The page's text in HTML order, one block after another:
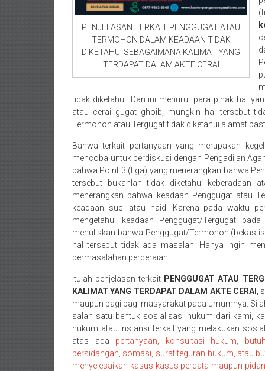
barat/
Padang
Utara/
Kota
Padang/
Sumatera
Barat/
Pariaman/
Bukittinggi/
panjang/
Kayutanam/
Baso/
Payakumbung/
Tanjung
pati/
Sarilamak/
Hulu
air/
Pasaman/
Kapur
IX/
Pangkalan/
Riau/
Pekanbaru/
Bangkinang/
PENJELASAN TERKAIT PENGGUGAT ATAU
TERMOHON DALAM KEADAAN TIDAK
DIKETAHUI SEBAGAIMANA KALIMAT YANG
TERDAPAT DALAM AKTE CERAI
tidak diketahui. Dan ini menurut para pihak hal
atau cerai gugat ghoib, mungkin hal tersebut
Termohon atau Tergugat tidak diketahui alamat
Bahwa terkait pertanyaan yang merupakan
mencoba untuk berdiskusi dengan Pengadilan
bahwa Point 3 (tiga) yang menerangkan bahwa
tersebut bukanlah tidak diketahui keberadaan
menerangkan bahwa keadaan Penggugat atau
keadaan suci atau haid. Karena pada waktu
mengetahui keadaan Penggugat/Tergugat
menuliskan bahwa Penggugat/Termohon (bekas
hal tersebut tidak ada masalah. Hanya ingin
permasalahan perceraian.
Itulah penjelasan terkait PENGGUGAT ATAU
KALIMAT YANG TERDAPAT DALAM AKTE CERAI
,
maupun bagi bagi masyarakat pada umumnya.
salah satu bentuk sosialisasi hukum dari kami,
hukum atau instansi terkait yang melakukan
atas ada pertanyaan, konsultasi hukum,
persidangan, somasi, surat teguran hukum, atau
menyelesaikan kasus-kasus perdata maupun